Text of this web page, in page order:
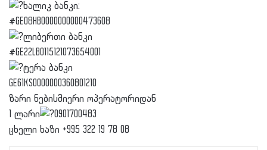
ხალიკ ბანკი:
#GE08HB0000000000473608
ლიბერთი ბანკი
#GE22LB0115121073654001
ტერა ბანკი
GE61KS0000000360801210
ზარი ნებისმიერი ოპერატორიდან
1 ლარი
0901700483
ცხელი ხაზი +995 322 19 78 08